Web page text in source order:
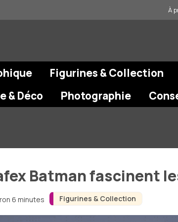
À
Figurines & Collection
& Déco
Photographie
Figurines & Collection
Batman fascinent
6 minutes